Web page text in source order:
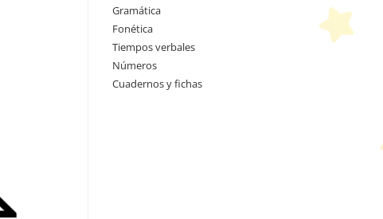
Gramática
Fonética
Tiempos verbales
Números
Cuadernos y fichas